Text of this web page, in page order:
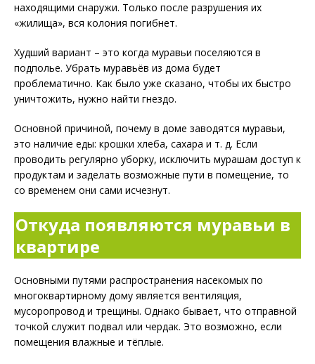
находящими снаружи. Только после разрушения их
«жилища», вся колония погибнет.
Худший вариант – это когда муравьи поселяются в
подполье. Убрать муравьёв из дома будет
проблематично. Как было уже сказано, чтобы их быстро
уничтожить, нужно найти гнездо.
Основной причиной, почему в доме заводятся муравьи,
это наличие еды: крошки хлеба, сахара и т. д. Если
проводить регулярно уборку, исключить мурашам доступ к
продуктам и заделать возможные пути в помещение, то
со временем они сами исчезнут.
Откуда появляются муравьи в
квартире
Основными путями распространения насекомых по
многоквартирному дому является вентиляция,
мусоропровод и трещины. Однако бывает, что отправной
точкой служит подвал или чердак. Это возможно, если
помещения влажные и тёплые.